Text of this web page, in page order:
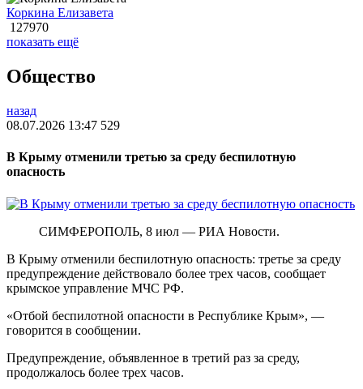
Коркина Елизавета
127970
показать ещё
Общество
назад
08.07.2026 13:47 529
В Крыму отменили третью за среду беспилотную
опасность
СИМФЕРОПОЛЬ, 8 июл — РИА Новости.
В Крыму отменили беспилотную опасность: третье за среду
предупреждение действовало более трех часов, сообщает
крымское управление МЧС РФ.
«Отбой беспилотной опасности в Республике Крым», —
говорится в сообщении.
Предупреждение, объявленное в третий раз за среду,
продолжалось более трех часов.